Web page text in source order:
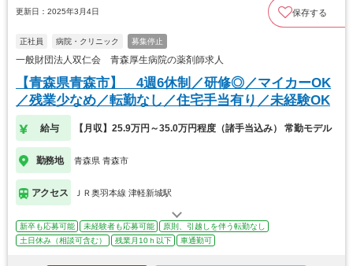
更新日：2025年3月4日 保存する
正社員 病院・クリニック 募集停止
一般財団法人双仁会 青森厚生病院の薬剤師求人
【青森県青森市】 4週6休制／研修◎／マイカーOK
／残業少なめ／転勤なし／住宅手当有り／未経験OK
給与 【月収】25.9万円～35.0万円程度（諸手当込み） 常勤モデル
勤務地 青森県 青森市
アクセス ＪＲ奥羽本線 津軽新城駅
新卒も応募可能 未経験者も応募可能
原則、引越しを伴う転勤なし
土日休み（相談可含む）
残業月10ｈ以下 車通勤可